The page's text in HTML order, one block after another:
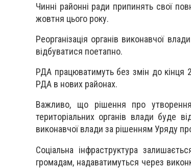
Чинні районні ради припинять свої
жовтня цього року.
Реорганізація органів виконавчої
відбуватися поетапно.
РДА працюватимуть без змін до кінця
РДА в нових районах.
Важливо, що рішення про утворення
територіальних органів влади буде
виконавчої влади за рішенням Уряду
Соціальна інфраструктура
громадам, надаватимуться через